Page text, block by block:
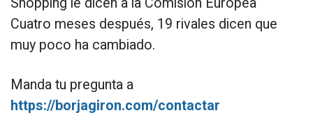
Cuatro meses después, 19 rivales dicen que
muy poco ha cambiado.
Manda tu pregunta a
https://borjagiron.com/contactar